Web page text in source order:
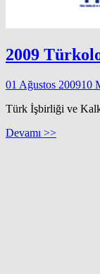
2009
01 Ağustos 200910
Türk İşbirliği ve
Devamı >>